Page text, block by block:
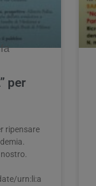
per
ripensare
urn:li:a